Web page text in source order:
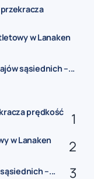
w Lanaken
sąsiednich –...
prędkość
w Lanaken
–...